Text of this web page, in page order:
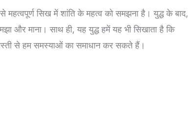
महत्वपूर्ण सिख में शांति के महत्व को समझना है। युद्ध के बाद,
और माना। साथ ही, यह युद्ध हमें यह भी सिखाता है कि
से हम समस्याओं का समाधान कर सकते हैं।